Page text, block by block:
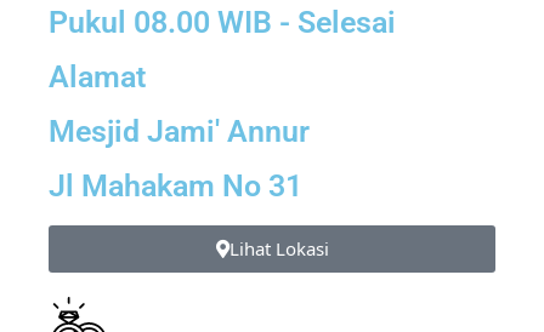
Pukul 08.00 WIB - Selesai
Alamat
Mesjid Jami' Annur
Jl Mahakam No 31
Lihat Lokasi